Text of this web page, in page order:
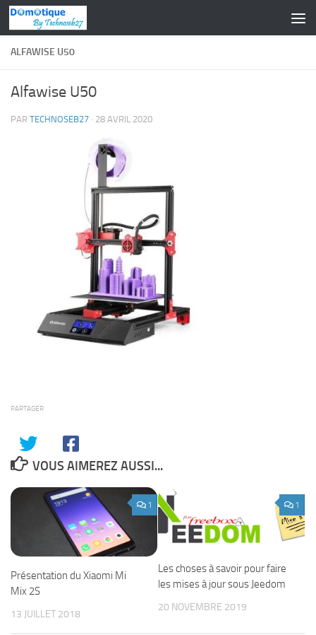
Skip to content
ALFAWISE U50
Alfawise U50
PAR TECHNOSEB27 · 28 AVRIL 2020
PARTAGER
VOUS AIMEREZ AUSSI...
1
Présentation du Xiaomi Mi
Mix 2S
13 JUILLET 2018
1
Les choses à savoir pour faire
les mises à jour sous Jeedom
20 NOVEMBRE 2019